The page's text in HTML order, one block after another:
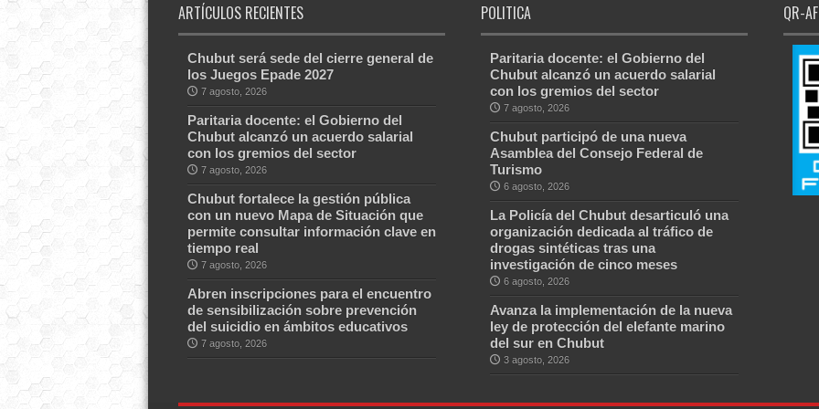
ARTÍCULOS RECIENTES
Chubut será sede del cierre general de
los Juegos Epade 2027
7 agosto, 2026
Paritaria docente: el Gobierno del
Chubut alcanzó un acuerdo salarial
con los gremios del sector
7 agosto, 2026
Chubut fortalece la gestión pública
con un nuevo Mapa de Situación que
permite consultar información clave en
tiempo real
7 agosto, 2026
Abren inscripciones para el encuentro
de sensibilización sobre prevención
del suicidio en ámbitos educativos
7 agosto, 2026
POLITICA
Paritaria docente: el Gobierno del
Chubut alcanzó un acuerdo salarial
con los gremios del sector
7 agosto, 2026
Chubut participó de una nueva
Asamblea del Consejo Federal de
Turismo
6 agosto, 2026
La Policía del Chubut desarticuló una
organización dedicada al tráfico de
drogas sintéticas tras una
investigación de cinco meses
6 agosto, 2026
Avanza la implementación de la nueva
ley de protección del elefante marino
del sur en Chubut
3 agosto, 2026
QR-